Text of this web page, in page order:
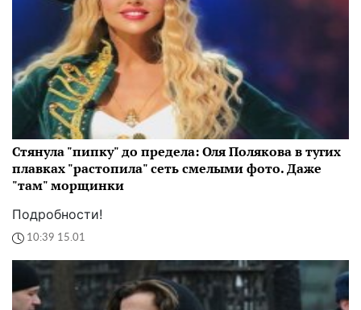
Стянула "пипку" до предела: Оля Полякова в тугих
плавках "растопила" сеть смелыми фото. Даже
"там" морщинки
Подробности!
10:39 15.01